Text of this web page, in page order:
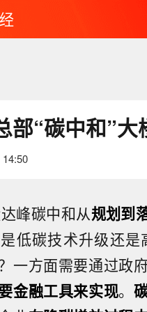
“碳中和”大
峰碳中和从规划到
低碳技术升级还是
一方面需要通过政
金融工具来实现。